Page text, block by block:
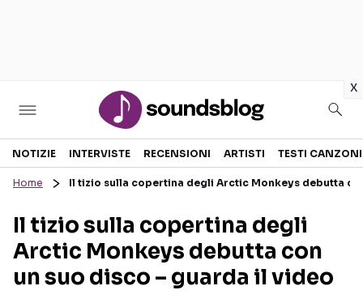
x
Sezioni
RECENSIONI MUSICALI
INTERVISTE
GOSSIP E CURIOSITÀ
TESTI CANZONI
TOUR ED EVENTI
TALENT SHOW
NOTIZIE INTERVISTE RECENSIONI ARTISTI TESTI CANZONI
Home Il tizio sulla copertina degli Arctic Monkeys debutta
Il tizio sulla copertina degli
Arctic Monkeys debutta con
un suo disco – guarda il video